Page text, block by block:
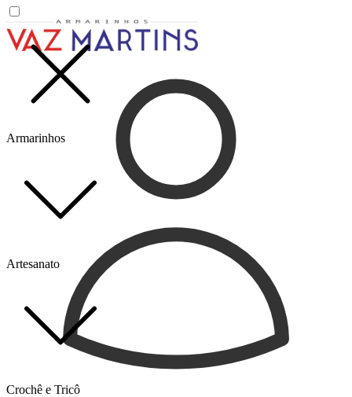
Armarinhos
Artesanato
Crochê e Tricô